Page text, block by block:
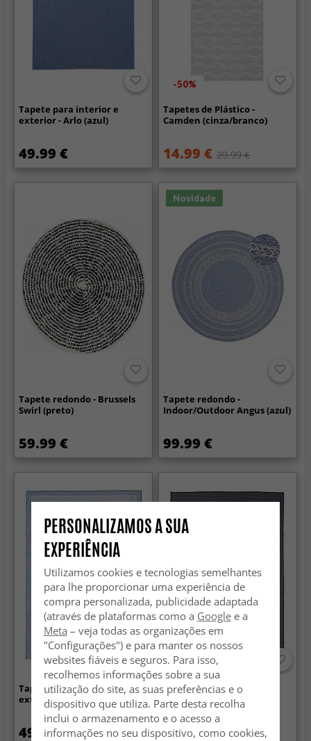
Tapete para interior e
exterior - Arlo (azul)
49.99 €
-50%
Tapetes de Plástico -
Camden (cinza/branco)
14.99 € 29.99 €
Tapete redondo - Brussels
Swirl (preto)
59.99 €
Novidade
Tapete redondo -
Indoor/Outdoor Angus (azul)
99.99 €
Tapete para interior e
exterior - Monsaraz (azul)
49.99 €
Tapete para interior e
exterior - Alta (antracite)
49.99 €
PERSONALIZAMOS A SUA
EXPERIÊNCIA
Utilizamos cookies e tecnologias semelhantes
para lhe proporcionar uma experiência de
compra personalizada, publicidade adaptada
(através de plataformas como a Googlee a
Meta – veja todas as organizações em
"Configurações") e para manter os nossos
websites fiáveis e seguros. Para isso,
recolhemos informações sobre a sua
utilização do site, as suas preferências e o
dispositivo que utiliza. Parte desta recolha
inclui o armazenamento e o acesso a
informações no seu dispositivo, como cookies,